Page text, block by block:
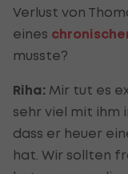
Verlust von
eines
musste?
Riha: Mir tut es
sehr viel mit ihm
dass er heuer
hat. Wir sollten